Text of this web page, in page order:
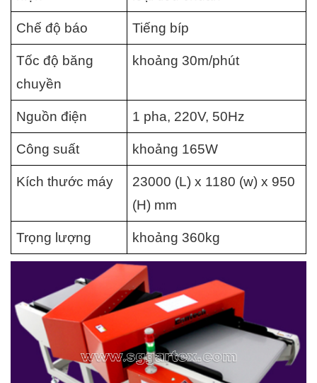
Chế độ báo Tiếng bíp
Tốc độ băng
chuyền
khoảng 30m/phút
Nguồn điện 1 pha, 220V, 50Hz
Công suất khoảng 165W
Kích thước máy
23000 (L) x 1180 (w) x 950
(H) mm
Trọng lượng khoảng 360kg